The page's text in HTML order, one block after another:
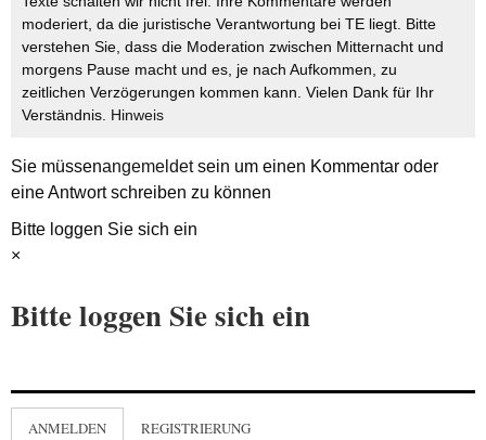
moderiert, da die juristische Verantwortung bei TE liegt. Bitte
verstehen Sie, dass die Moderation zwischen Mitternacht und
morgens Pause macht und es, je nach Aufkommen, zu
zeitlichen Verzögerungen kommen kann. Vielen Dank für Ihr
Verständnis. Hinweis
Sie müssenangemeldetsein um einen Kommentar oder
eine Antwort schreiben zu können
Bitte loggen Sie sich ein
×
Bitte loggen Sie sich ein
ANMELDEN REGISTRIERUNG